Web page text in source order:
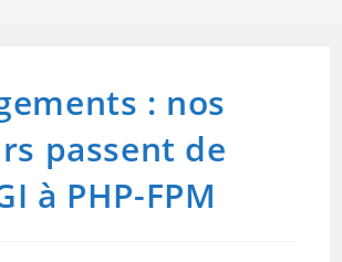
: nos
passent de
à PHP-FPM